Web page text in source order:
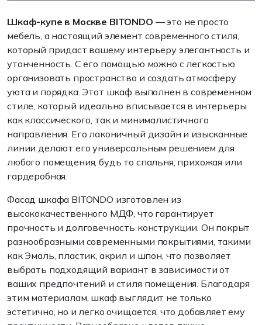
Шкаф-купе в Москве BITONDO — это не просто
мебель, а настоящий элемент современного стиля,
который придаст вашему интерьеру элегантность и
утонченность. С его помощью можно с легкостью
организовать пространство и создать атмосферу
уюта и порядка. Этот шкаф выполнен в современном
стиле, который идеально вписывается в интерьеры
как классического, так и минималистичного
направления. Его лаконичный дизайн и изысканные
линии делают его универсальным решением для
любого помещения, будь то спальня, прихожая или
гардеробная.
Фасад шкафа BITONDO изготовлен из
высококачественного МДФ, что гарантирует
прочность и долговечность конструкции. Он покрыт
разнообразными современными покрытиями, такими
как Эмаль, пластик, акрил и шпон, что позволяет
выбрать подходящий вариант в зависимости от
ваших предпочтений и стиля помещения. Благодаря
этим материалам, шкаф выглядит не только
эстетично, но и легко очищается, что добавляет ему